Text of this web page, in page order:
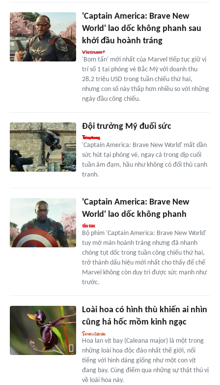
'Captain America: Brave New
World' lao dốc không phanh sau
khởi đầu hoành tráng
'Bom tấn' mới nhất của Marvel tiếp tục giữ vị
trí số 1 tại phòng vé Bắc Mỹ với doanh thu
28,2 triệu USD trong tuần chiếu thứ hai,
nhưng con số này thấp hơn nhiều so với những
ngày đầu công chiếu.
Đội trưởng Mỹ đuối sức
'Captain America: Brave New World' mất dần
sức hút tại phòng vé, ngay cả trong dịp cuối
tuần ảm đạm, hầu như không có đối thủ cạnh
tranh.
'Captain America: Brave New
World' lao dốc không phanh
Bộ phim 'Captain America: Brave New World'
tuy mở màn hoành tráng nhưng đã nhanh
chóng tụt dốc trong tuần công chiếu thứ hai,
trở thành dấu hiệu mới nhất cho thấy đế chế
Marvel không còn duy trì được sức mạnh như
trước.
Loài hoa có hình thù khiến ai nhìn
cũng há hốc mồm kinh ngạc
Hoa lan vịt bay (Caleana major) là một trong
những loài hoa độc đáo nhất thế giới, nổi
tiếng với hình dáng giống như một con vịt
đang bay. Cùng điểm qua những sự thật thú vị
về loài hoa này.